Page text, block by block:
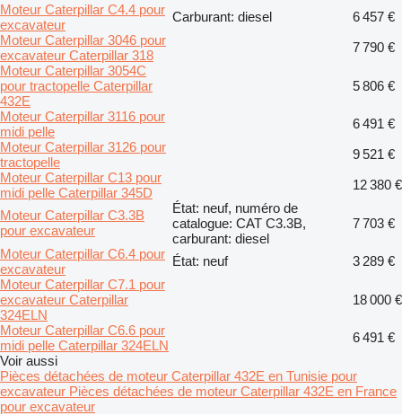
Moteur Caterpillar C4.4 pour
excavateur
Carburant: diesel
6 457 €
Moteur Caterpillar 3046 pour
excavateur Caterpillar 318
7 790 €
Moteur Caterpillar 3054C
pour tractopelle Caterpillar
432E
5 806 €
Moteur Caterpillar 3116 pour
midi pelle
6 491 €
Moteur Caterpillar 3126 pour
tractopelle
9 521 €
Moteur Caterpillar C13 pour
midi pelle Caterpillar 345D
12 380 €
Moteur Caterpillar C3.3B
pour excavateur
État: neuf, numéro de
catalogue: CAT C3.3B,
carburant: diesel
7 703 €
Moteur Caterpillar C6.4 pour
excavateur
État: neuf
3 289 €
Moteur Caterpillar C7.1 pour
excavateur Caterpillar
324ELN
18 000 €
Moteur Caterpillar C6.6 pour
midi pelle Caterpillar 324ELN
6 491 €
Voir aussi
Pièces détachées de moteur Caterpillar 432E en Tunisie pour
excavateur Pièces détachées de moteur Caterpillar 432E en France
pour excavateur